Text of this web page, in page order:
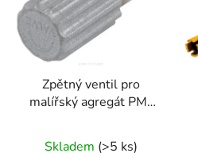
Zpětný ventil pro
malířský agregát PM-
Skladem (>5 ks)